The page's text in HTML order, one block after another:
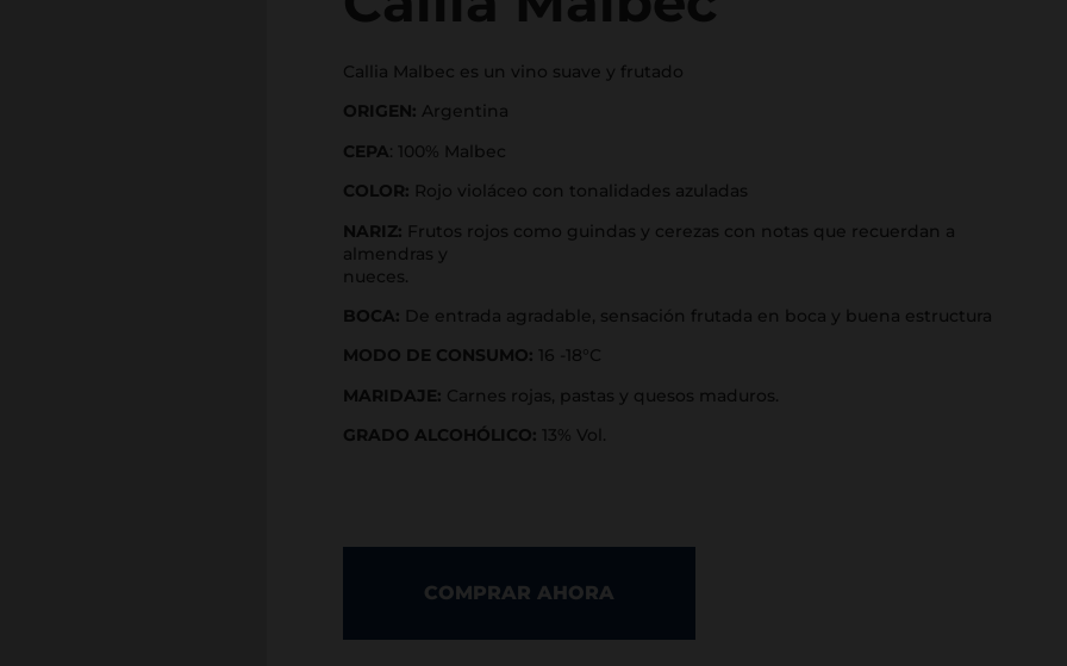
Callia Malbec es un vino suave y frutado
ORIGEN: Argentina
CEPA: 100% Malbec
COLOR: Rojo violáceo con tonalidades azuladas
NARIZ: Frutos rojos como guindas y cerezas con notas que recuerdan a
almendras y
nueces.
BOCA: De entrada agradable, sensación frutada en boca y buena estructura
MODO DE CONSUMO: 16 -18°C
MARIDAJE: Carnes rojas, pastas y quesos maduros.
GRADO ALCOHÓLICO: 13% Vol.
COMPRAR AHORA